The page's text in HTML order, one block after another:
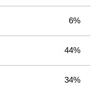
6%
44%
34%